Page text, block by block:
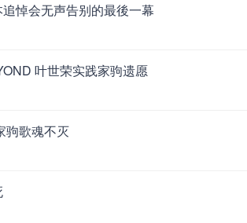
悼会无声告别的最後一幕
叶世荣实践家驹遗愿
驹歌魂不灭